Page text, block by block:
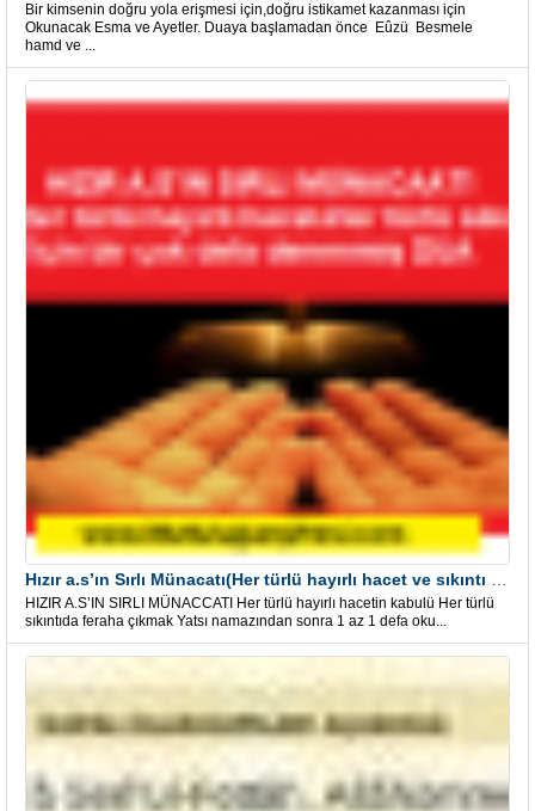
Bir kimsenin doğru yola erişmesi için,doğru istikamet kazanması için
Okunacak Esma ve Ayetler. Duaya başlamadan önce Eûzü Besmele
hamd ve ...
HIZIR A.S’IN SIRLI MÜNACCATI Her türlü hayırlı hacetin kabulü Her türlü
sıkıntıda feraha çıkmak Yatsı namazından sonra 1 az 1 defa oku...